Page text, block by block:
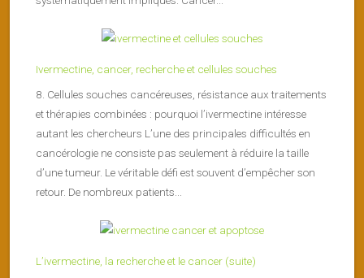
Ivermectine, cancer, recherche et cellules souches
8. Cellules souches cancéreuses, résistance aux traitements
et thérapies combinées : pourquoi l’ivermectine intéresse
autant les chercheurs L’une des principales difficultés en
cancérologie ne consiste pas seulement à réduire la taille
d’une tumeur. Le véritable défi est souvent d’empêcher son
retour. De nombreux patients...
L’ivermectine, la recherche et le cancer (suite)